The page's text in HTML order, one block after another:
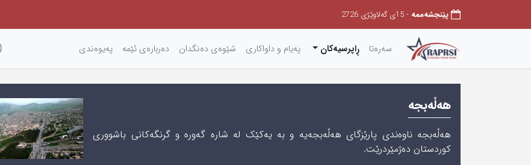
پێنجشەممه - 15ی گەلاوێژی 2726
سەرەتا ڕاپرسیەکان په‌یام و داواكاری‌ شێوه‌ی‌ ده‌نگدان دەربارەی ئێمه پەیوەندی
ھەڵەبجە
هەڵەبجە ناوەندی پارێزگای هەڵەبجەیە و بە یەکێک لە شارە گەورە و گرنگەکانی باشوورى
کوردستان دەژمێردرێت.